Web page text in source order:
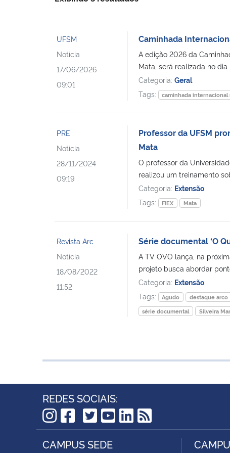
UFSM
Notícia
17/06/2026
09:01
Caminhada
A edição 2026 da
Mata, será realizada no dia
Categoria: Geral
Tags:
caminhada internacional
PRE
Notícia
28/11/2024
09:19
Professor da UFSM
Mata
O professor da
realizou um treinamento
Categoria: Extensão
Tags:
FIEX Mata
Revista Arc
Notícia
18/08/2022
11:52
Série documental ‘O
A TV OVO lança, na
projeto busca abordar
Categoria: Extensão
Tags:
Agudo destaque arco
série documental
Silveira
REDES SOCIAIS:
Instagram
Facebook
TikTok
Twitter
YouTube
LinkedIn
RSS
CAMPUS SEDE